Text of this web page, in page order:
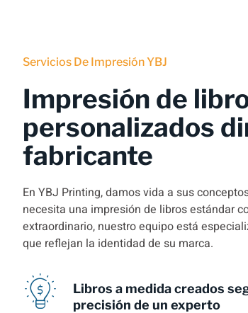
Servicios De Impresión YBJ
Impresión de
personalizados
fabricante
En YBJ Printing, damos vida a sus
necesita una impresión de libros estándar
extraordinario, nuestro equipo está
que reflejan la identidad de su marca.
Libros a medida creados
precisión de un experto